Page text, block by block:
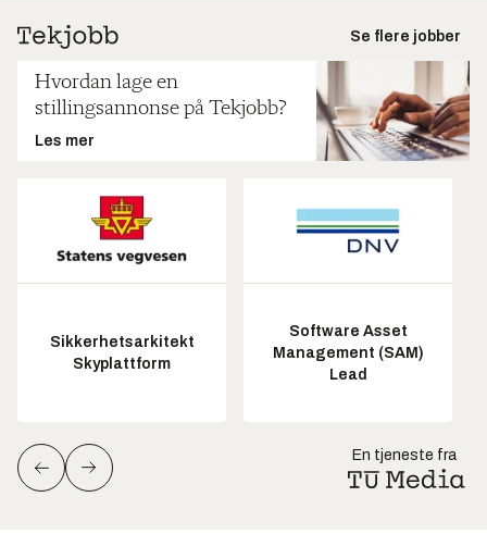
Se flere jobber
Hvordan lage en
stillingsannonse på Tekjobb?
Les mer
Sikkerhetsarkitekt
Skyplattform
Software Asset
Management (SAM)
Lead
En tjeneste fra